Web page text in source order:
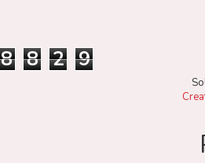
8 8 2 9